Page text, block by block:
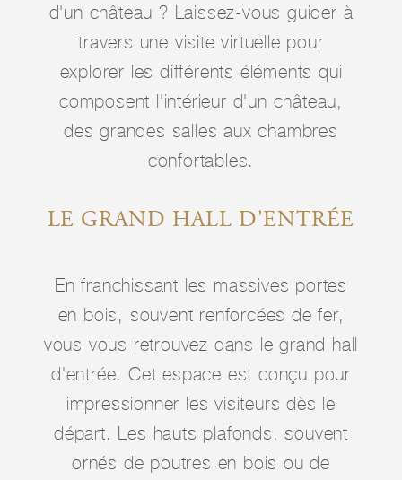
d'un château ? Laissez-vous guider à
travers une visite virtuelle pour
explorer les différents éléments qui
composent l'intérieur d'un château,
des grandes salles aux chambres
confortables.
LE GRAND HALL D'ENTRÉE
En franchissant les massives portes
en bois, souvent renforcées de fer,
vous vous retrouvez dans le grand hall
d'entrée. Cet espace est conçu pour
impressionner les visiteurs dès le
départ. Les hauts plafonds, souvent
ornés de poutres en bois ou de